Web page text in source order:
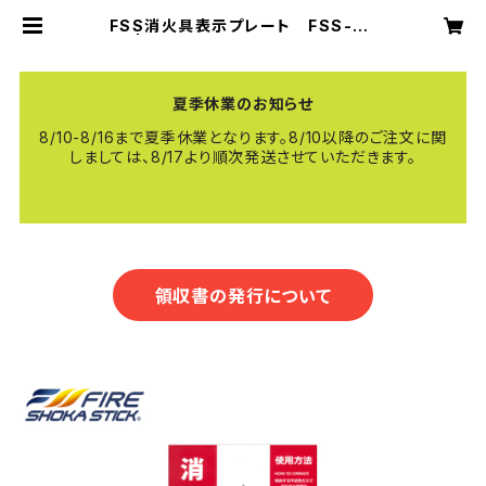
FSS消火具表示プレート FSS-S2
夏季休業のお知らせ
8/10-8/16まで夏季休業となります。8/10以降のご注文に関
しましては、8/17より順次発送させていただきます。
領収書の発行について